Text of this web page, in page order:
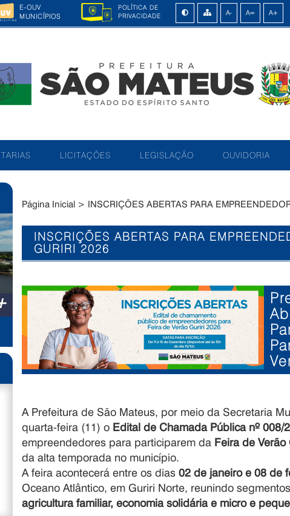
E-OUV
MUNICÍPIOS
POLÍTICA DE
PRIVACIDADE
LICITAÇÕES LEGISLAÇÃO OUVIDORIA
Página Inicial > INSCRIÇÕES ABERTAS PARA
INSCRIÇÕES ABERTAS PARA
GURIRI 2026
A Prefeitura de São Mateus, por meio da Secretaria
quarta-feira (11) o Edital de Chamada Pública nº 008/
empreendedores para participarem da Feira de
da alta temporada no município.
A feira acontecerá entre os dias02 de janeiro e 08 de
Oceano Atlântico, em Guriri Norte, reunindo
agricultura familiar, economia solidária e micro e